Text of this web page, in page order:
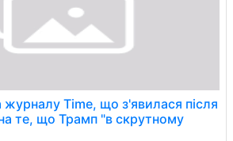
Time, що з'явилася після
те, що Трамп "в скрутному